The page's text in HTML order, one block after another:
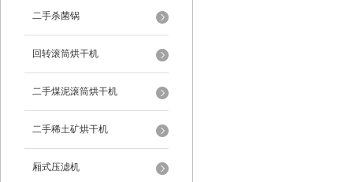
二手杀菌锅
回转滚筒烘干机
二手煤泥滚筒烘干机
二手稀土矿烘干机
厢式压滤机